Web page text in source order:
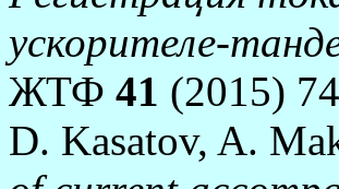
ускорителе-
ЖТФ 41 (2015)
D. Kasatov, A.